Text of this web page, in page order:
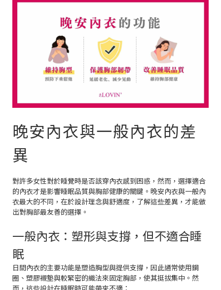
晚安內衣與一般內衣的差
異
對許多女性對於睡覺時是否該穿內衣感到困惑，然而，選擇適合
的內衣才是影響睡眠品質與胸部健康的關鍵。晚安內衣與一般內
衣最大的不同，在於設計理念與舒適度，了解這些差異，才能做
出對胸部最友善的選擇。
一般內衣：塑形與支撐，但不適合睡
眠
日間內衣的主要功能是塑造胸型與提供支撐，因此通常使用鋼
圈、塑膠襯墊與較緊密的織法來固定胸部，使其挺拔集中。然